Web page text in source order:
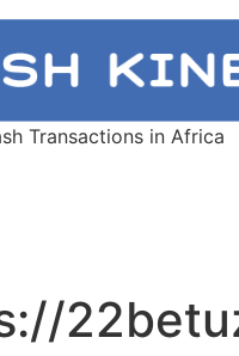
Transactions in Africa